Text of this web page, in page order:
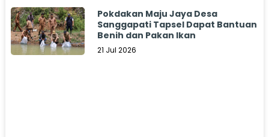
Pokdakan Maju Jaya Desa
Sanggapati Tapsel Dapat Bantuan
Benih dan Pakan Ikan
21 Jul 2026